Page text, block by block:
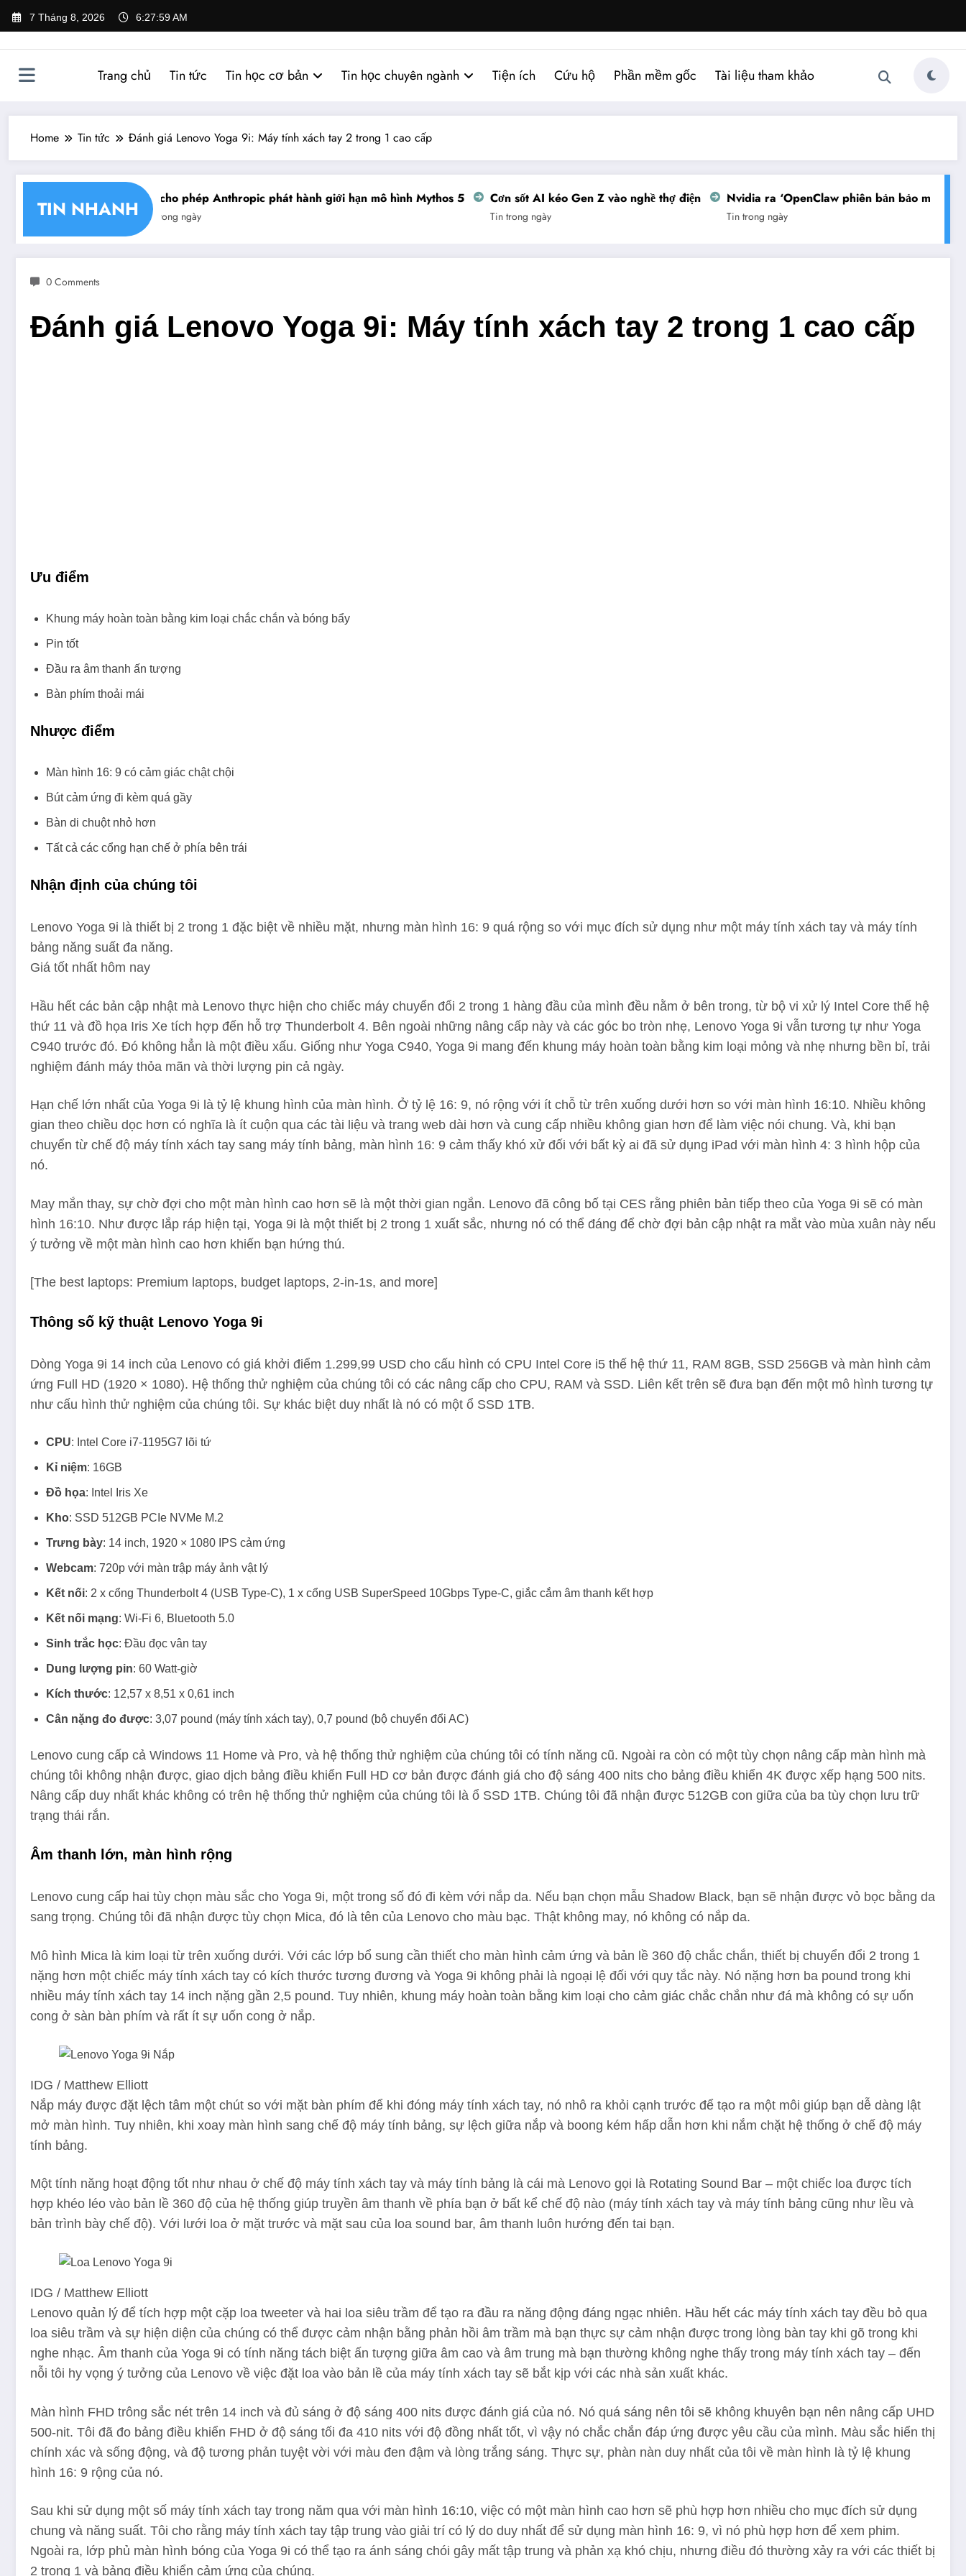
7 Tháng 8, 2026 6:28:00 AM
Trang chủ Tin tức Tin học cơ bản Tin học chuyên ngành Tiện ích Cứu hộ Phần mềm gốc Tài liệu tham khảo
Home Tin tức Đánh giá Lenovo Yoga 9i: Máy tính xách tay 2 trong 1 cao cấp
TIN NHANH
chéo chữ ký số Mỹ cho phép Anthropic phát hành giới hạn mô hình Mythos 5
Tin trong ngày
Cơn sốt AI kéo Gen Z vào nghề thợ điện
Tin trong ngày
Nvidia ra ‘OpenClaw phiên bản bảo mật’
Tin trong ngày
0 Comments
Đánh giá Lenovo Yoga 9i: Máy tính xách tay 2 trong 1 cao cấp
Ưu điểm
Khung máy hoàn toàn bằng kim loại chắc chắn và bóng bẩy
Pin tốt
Đầu ra âm thanh ấn tượng
Bàn phím thoải mái
Nhược điểm
Màn hình 16: 9 có cảm giác chật chội
Bút cảm ứng đi kèm quá gầy
Bàn di chuột nhỏ hơn
Tất cả các cổng hạn chế ở phía bên trái
Nhận định của chúng tôi
Lenovo Yoga 9i là thiết bị 2 trong 1 đặc biệt về nhiều mặt, nhưng màn hình 16: 9 quá rộng so với mục đích sử dụng như một máy tính xách tay và máy tính
bảng năng suất đa năng.
Giá tốt nhất hôm nay
Hầu hết các bản cập nhật mà Lenovo thực hiện cho chiếc máy chuyển đổi 2 trong 1 hàng đầu của mình đều nằm ở bên trong, từ bộ vi xử lý Intel Core thế hệ
thứ 11 và đồ họa Iris Xe tích hợp đến hỗ trợ Thunderbolt 4. Bên ngoài những nâng cấp này và các góc bo tròn nhẹ, Lenovo Yoga 9i vẫn tương tự như Yoga
C940 trước đó. Đó không hẳn là một điều xấu. Giống như Yoga C940, Yoga 9i mang đến khung máy hoàn toàn bằng kim loại mỏng và nhẹ nhưng bền bỉ, trải
nghiệm đánh máy thỏa mãn và thời lượng pin cả ngày.
Hạn chế lớn nhất của Yoga 9i là tỷ lệ khung hình của màn hình. Ở tỷ lệ 16: 9, nó rộng với ít chỗ từ trên xuống dưới hơn so với màn hình 16:10. Nhiều không
gian theo chiều dọc hơn có nghĩa là ít cuộn qua các tài liệu và trang web dài hơn và cung cấp nhiều không gian hơn để làm việc nói chung. Và, khi bạn
chuyển từ chế độ máy tính xách tay sang máy tính bảng, màn hình 16: 9 cảm thấy khó xử đối với bất kỳ ai đã sử dụng iPad với màn hình 4: 3 hình hộp của
nó.
May mắn thay, sự chờ đợi cho một màn hình cao hơn sẽ là một thời gian ngắn. Lenovo đã công bố tại CES rằng phiên bản tiếp theo của Yoga 9i sẽ có màn
hình 16:10. Như được lắp ráp hiện tại, Yoga 9i là một thiết bị 2 trong 1 xuất sắc, nhưng nó có thể đáng để chờ đợi bản cập nhật ra mắt vào mùa xuân này nếu
ý tưởng về một màn hình cao hơn khiến bạn hứng thú.
[The best laptops: Premium laptops, budget laptops, 2-in-1s, and more]
Thông số kỹ thuật Lenovo Yoga 9i
Dòng Yoga 9i 14 inch của Lenovo có giá khởi điểm 1.299,99 USD cho cấu hình có CPU Intel Core i5 thế hệ thứ 11, RAM 8GB, SSD 256GB và màn hình cảm
ứng Full HD (1920 × 1080). Hệ thống thử nghiệm của chúng tôi có các nâng cấp cho CPU, RAM và SSD. Liên kết trên sẽ đưa bạn đến một mô hình tương tự
như cấu hình thử nghiệm của chúng tôi. Sự khác biệt duy nhất là nó có một ổ SSD 1TB.
CPU: Intel Core i7-1195G7 lõi ​​tứ
Kỉ niệm: 16GB
Đồ họa: Intel Iris Xe
Kho: SSD 512GB PCIe NVMe M.2
Trưng bày: 14 inch, 1920 × 1080 IPS cảm ứng
Webcam: 720p với màn trập máy ảnh vật lý
Kết nối: 2 x cổng Thunderbolt 4 (USB Type-C), 1 x cổng USB SuperSpeed ​​10Gbps Type-C, giắc cắm âm thanh kết hợp
Kết nối mạng: Wi-Fi 6, Bluetooth 5.0
Sinh trắc học: Đầu đọc vân tay
Dung lượng pin: 60 Watt-giờ
Kích thước: 12,57 x 8,51 x 0,61 inch
Cân nặng đo được: 3,07 pound (máy tính xách tay), 0,7 pound (bộ chuyển đổi AC)
Lenovo cung cấp cả Windows 11 Home và Pro, và hệ thống thử nghiệm của chúng tôi có tính năng cũ. Ngoài ra còn có một tùy chọn nâng cấp màn hình mà
chúng tôi không nhận được, giao dịch bảng điều khiển Full HD cơ bản được đánh giá cho độ sáng 400 nits cho bảng điều khiển 4K được xếp hạng 500 nits.
Nâng cấp duy nhất khác không có trên hệ thống thử nghiệm của chúng tôi là ổ SSD 1TB. Chúng tôi đã nhận được 512GB con giữa của ba tùy chọn lưu trữ
trạng thái rắn.
Âm thanh lớn, màn hình rộng
Lenovo cung cấp hai tùy chọn màu sắc cho Yoga 9i, một trong số đó đi kèm với nắp da. Nếu bạn chọn mẫu Shadow Black, bạn sẽ nhận được vỏ bọc bằng da
sang trọng. Chúng tôi đã nhận được tùy chọn Mica, đó là tên của Lenovo cho màu bạc. Thật không may, nó không có nắp da.
Mô hình Mica là kim loại từ trên xuống dưới. Với các lớp bổ sung cần thiết cho màn hình cảm ứng và bản lề 360 độ chắc chắn, thiết bị chuyển đổi 2 trong 1
nặng hơn một chiếc máy tính xách tay có kích thước tương đương và Yoga 9i không phải là ngoại lệ đối với quy tắc này. Nó nặng hơn ba pound trong khi
nhiều máy tính xách tay 14 inch nặng gần 2,5 pound. Tuy nhiên, khung máy hoàn toàn bằng kim loại cho cảm giác chắc chắn như đá mà không có sự uốn
cong ở sàn bàn phím và rất ít sự uốn cong ở nắp.
IDG / Matthew Elliott
Nắp máy được đặt lệch tâm một chút so với mặt bàn phím để khi đóng máy tính xách tay, nó nhô ra khỏi cạnh trước để tạo ra một môi giúp bạn dễ dàng lật
mở màn hình. Tuy nhiên, khi xoay màn hình sang chế độ máy tính bảng, sự lệch giữa nắp và boong kém hấp dẫn hơn khi nắm chặt hệ thống ở chế độ máy
tính bảng.
Một tính năng hoạt động tốt như nhau ở chế độ máy tính xách tay và máy tính bảng là cái mà Lenovo gọi là Rotating Sound Bar – một chiếc loa được tích
hợp khéo léo vào bản lề 360 độ của hệ thống giúp truyền âm thanh về phía bạn ở bất kể chế độ nào (máy tính xách tay và máy tính bảng cũng như lều và
bản trình bày chế độ). Với lưới loa ở mặt trước và mặt sau của loa sound bar, âm thanh luôn hướng đến tai bạn.
IDG / Matthew Elliott
Lenovo quản lý để tích hợp một cặp loa tweeter và hai loa siêu trầm để tạo ra đầu ra năng động đáng ngạc nhiên. Hầu hết các máy tính xách tay đều bỏ qua
loa siêu trầm và sự hiện diện của chúng có thể được cảm nhận bằng phản hồi âm trầm mà bạn thực sự cảm nhận được trong lòng bàn tay khi gõ trong khi
nghe nhạc. Âm thanh của Yoga 9i có tính năng tách biệt ấn tượng giữa âm cao và âm trung mà bạn thường không nghe thấy trong máy tính xách tay – đến
nỗi tôi hy vọng ý tưởng của Lenovo về việc đặt loa vào bản lề của máy tính xách tay sẽ bắt kịp với các nhà sản xuất khác.
Màn hình FHD trông sắc nét trên 14 inch và đủ sáng ở độ sáng 400 nits được đánh giá của nó. Nó quá sáng nên tôi sẽ không khuyên bạn nên nâng cấp UHD
500-nit. Tôi đã đo bảng điều khiển FHD ở độ sáng tối đa 410 nits với độ đồng nhất tốt, vì vậy nó chắc chắn đáp ứng được yêu cầu của mình. Màu sắc hiển thị
chính xác và sống động, và độ tương phản tuyệt vời với màu đen đậm và lòng trắng sáng. Thực sự, phàn nàn duy nhất của tôi về màn hình là tỷ lệ khung
hình 16: 9 rộng của nó.
Sau khi sử dụng một số máy tính xách tay trong năm qua với màn hình 16:10, việc có một màn hình cao hơn sẽ phù hợp hơn nhiều cho mục đích sử dụng
chung và năng suất. Tôi cho rằng máy tính xách tay tập trung vào giải trí có lý do duy nhất để sử dụng màn hình 16: 9, vì nó phù hợp hơn để xem phim.
Ngoài ra, lớp phủ màn hình bóng của Yoga 9i có thể tạo ra ánh sáng chói gây mất tập trung và phản xạ khó chịu, nhưng điều đó thường xảy ra với các thiết bị
2 trong 1 và bảng điều khiển cảm ứng của chúng.